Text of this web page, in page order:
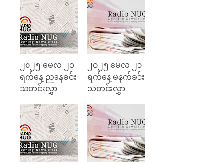
၂၀၂၅ မေလ ၂၁
ရက်နေ့ ညနေခင်း
သတင်းလွှာ
၂၀၂၅ မေလ ၂၀
ရက်နေ့ မနက်ခင်း
သတင်းလွှာ